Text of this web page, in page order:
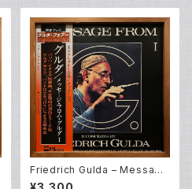
Friedrich Gulda – Message
From G. part I (2LP)